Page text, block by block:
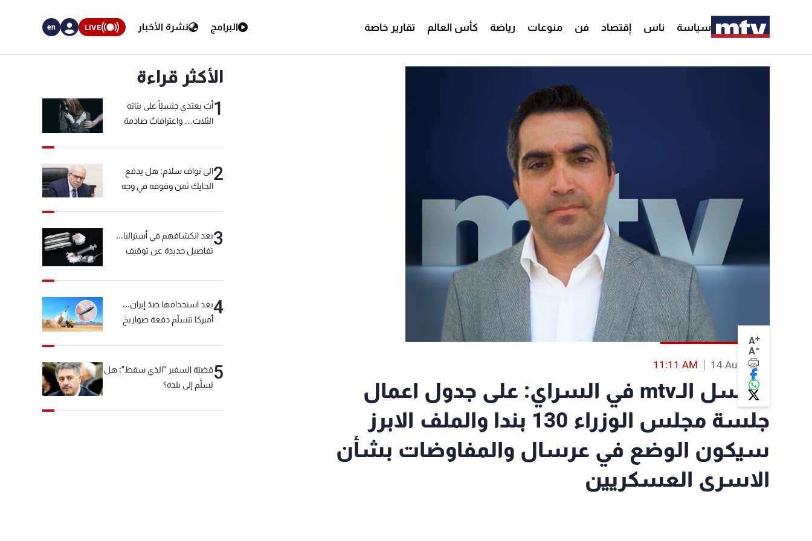
سياسة ناس إقتصاد فن منوعات رياضة كأس العالم تقارير خاصة البرامج نشرة الأخبار LIVE
en
A+
A-
14 Aug 2014
11:11 AM
مراسل الـmtv في السراي: على جدول اعمال
جلسة مجلس الوزراء 130 بندا والملف الابرز
سيكون الوضع في عرسال والمفاوضات بشأن
الاسرى العسكريين
الأكثر قراءة
1أبٌ يعتدي جنسيّاً على بناته
الثلاث… واعترافاتٌ صادمة
2الى نواف سلام: هل يدفع
الحايك ثمن وقوفه في وجه
3بعد انكشافهم في أستراليا...
تفاصيل جديدة عن توقيف
4بعد استخدامها ضدّ إيران...
أميركا تتسلّم دفعة صواريخ
5قضيّة السفير "الذي سقط": هل
يُسلَّم إلى بلده؟